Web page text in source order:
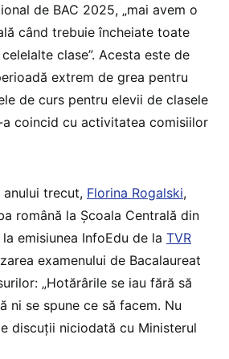
de BAC 2025, „mai avem o
când trebuie încheiate toate
clase”. Acesta este de
extrem de grea pentru
de curs pentru elevii de clasele
a coincid cu activitatea comisiilor
anului trecut, Florina Rogalski,
română la Școala Centrală din
emisiunea InfoEdu de la TVR
examenului de Bacalaureat
„Hotărârile se iau fără să
ni se spune ce să facem. Nu
discuții niciodată cu Ministerul